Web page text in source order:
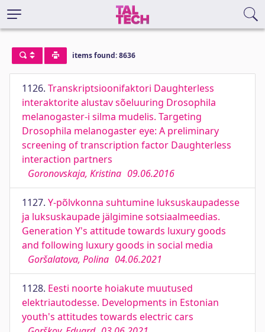
items found: 8636
1126. Transkriptsioonifaktori Daughterless
interaktorite alustav sõeluuring Drosophila
melanogaster-i silma mudelis. Targeting
Drosophila melanogaster eye: A preliminary
screening of transcription factor Daughterless
interaction partners
Goronovskaja, Kristina 09.06.2016
1127. Y-põlvkonna suhtumine luksuskaupadesse
ja luksuskaupade jälgimine sotsiaalmeedias.
Generation Y's attitude towards luxury goods
and following luxury goods in social media
Goršalatova, Polina 04.06.2021
1128. Eesti noorte hoiakute muutused
elektriautodesse. Developments in Estonian
youth's attitudes towards electric cars